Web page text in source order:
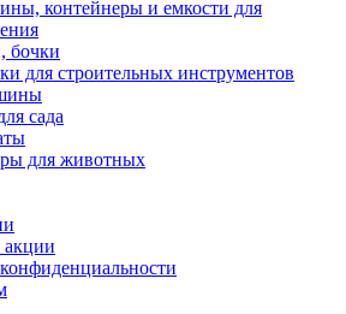
контейнеры и емкости для
бочки
для строительных инструментов
сада
для животных